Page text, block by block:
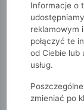
51015kids
Legginsy
Informacje o
reklamowym
połączyć te
od Ciebie lub
usług.
zmieniać po